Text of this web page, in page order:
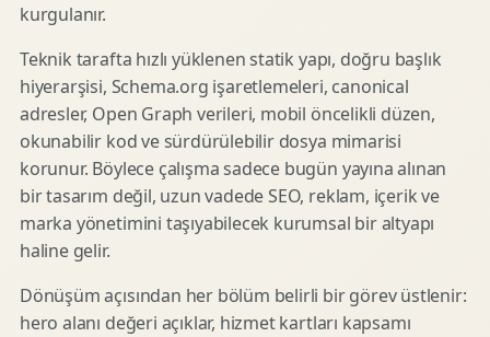
kurgulanır.
Teknik tarafta hızlı yüklenen statik yapı, doğru başlık
hiyerarşisi, Schema.org işaretlemeleri, canonical
adresler, Open Graph verileri, mobil öncelikli düzen,
okunabilir kod ve sürdürülebilir dosya mimarisi
korunur. Böylece çalışma sadece bugün yayına alınan
bir tasarım değil, uzun vadede SEO, reklam, içerik ve
marka yönetimini taşıyabilecek kurumsal bir altyapı
haline gelir.
Dönüşüm açısından her bölüm belirli bir görev üstlenir:
hero alanı değeri açıklar, hizmet kartları kapsamı